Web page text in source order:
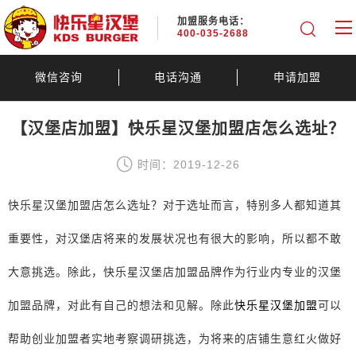
加盟服务电话：
400-035-2688
微信咨询 电话沟通 申请加盟
【汉堡店加盟】快乐星汉堡加盟店怎么选址？
时间：2019-12-26
快乐星汉堡加盟店怎么选址？对于选址而言，特别多人都知道其
重要性，对汉堡店将来的发展状况也有很大的影响，所以都不敢
大意挑选。除此，快乐星汉堡店加盟品牌作为行业内专业的汉堡
加盟品牌，对此有自己的想法和见解。除此快乐星汉堡加盟可以
帮助创业加盟者实地考察调研挑选，为将来的店铺生意红火做好